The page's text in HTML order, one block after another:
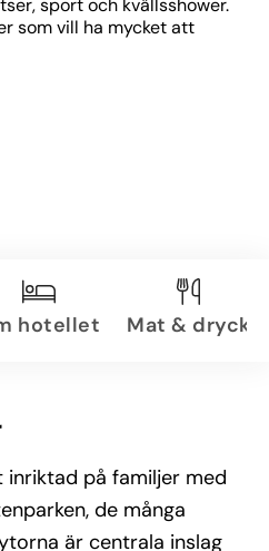
sport och kvällsshower.
som vill ha mycket att
hotellet Mat & dryck
inriktad på familjer med
de många
är centrala inslag